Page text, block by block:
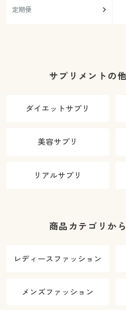
定期便
サプリメントの
ダイエットサプリ
美容サプリ
リアルサプリ
商品カテゴリか
レディースファッション
メンズファッション